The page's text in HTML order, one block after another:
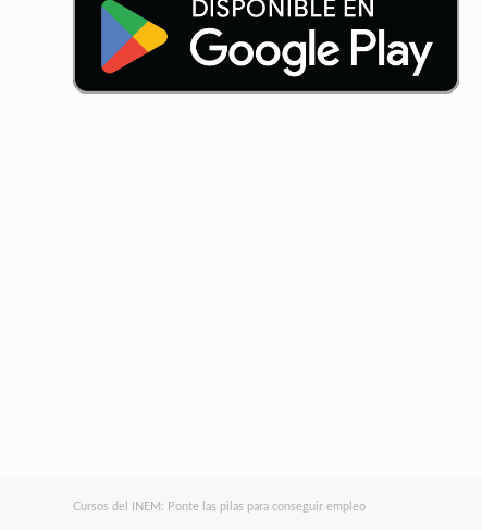
Cursos del INEM: Ponte las pilas para conseguir empleo